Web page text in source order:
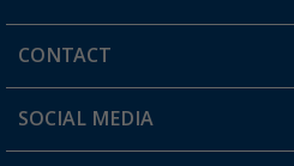
CONTACT
Een vraag?
SOCIAL MEDIA